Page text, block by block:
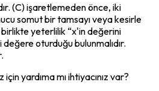
(C) işaretlemeden önce, iki
somut bir tamsayı veya kesirle
yeterlilik “x'in değerini
oturduğu bulunmalıdır.
için yardıma mı ihtiyacınız var?